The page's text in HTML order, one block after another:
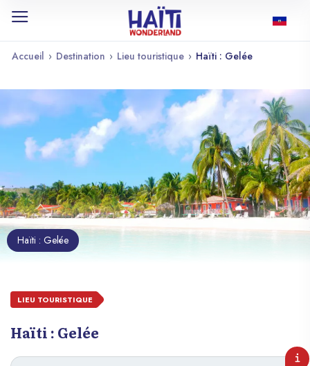
Accueil › Destination › Lieu touristique › Haïti : Gelée
Haïti : Gelée
LIEU TOURISTIQUE
Haïti : Gelée